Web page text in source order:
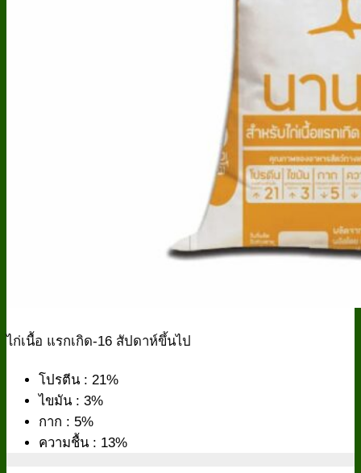
ไก่เนื้อ แรกเกิด-16 สัปดาห์ขึ้นไป
โปรตีน : 21%
ไขมัน : 3%
กาก : 5%
ความชื้น : 13%